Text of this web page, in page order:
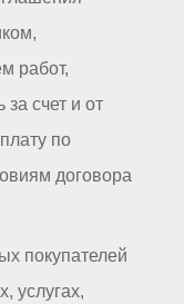
работ,
счет и от
по
договора
покупателей
услугах,